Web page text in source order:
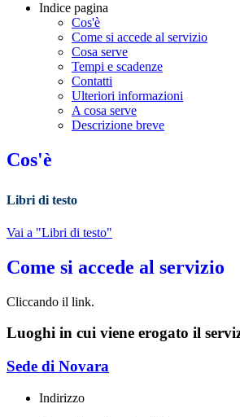
Indice pagina
Cos'è
Come si accede al servizio
Cosa serve
Tempi e scadenze
Contatti
Ulteriori informazioni
A cosa serve
Descrizione breve
Cos'è
Libri di testo
Vai a "Libri di testo"
Come si accede al servizio
Cliccando il link.
Luoghi in cui viene erogato il
Sede di Novara
Indirizzo